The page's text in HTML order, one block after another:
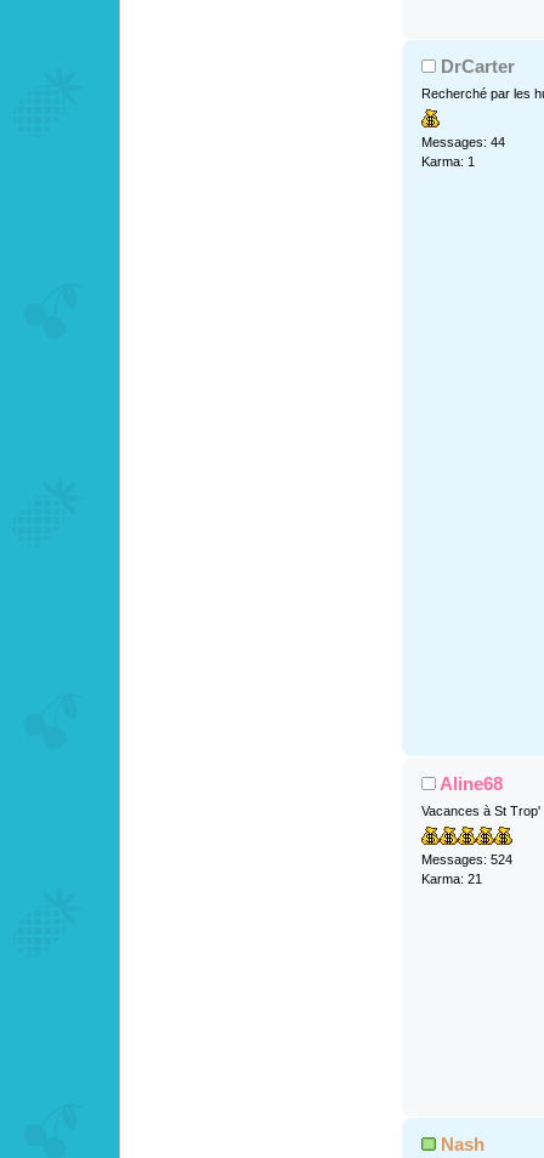
DrCarter
Recherché par les
Messages: 44
Karma: 1
Aline68
Vacances à St Trop'
Messages: 524
Karma: 21
Nash